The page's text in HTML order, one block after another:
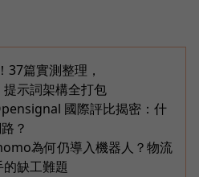
篇實測整理，
示詞架構全打包
國際評比揭密：什
？
為何仍導入機器人？物流
缺工難題